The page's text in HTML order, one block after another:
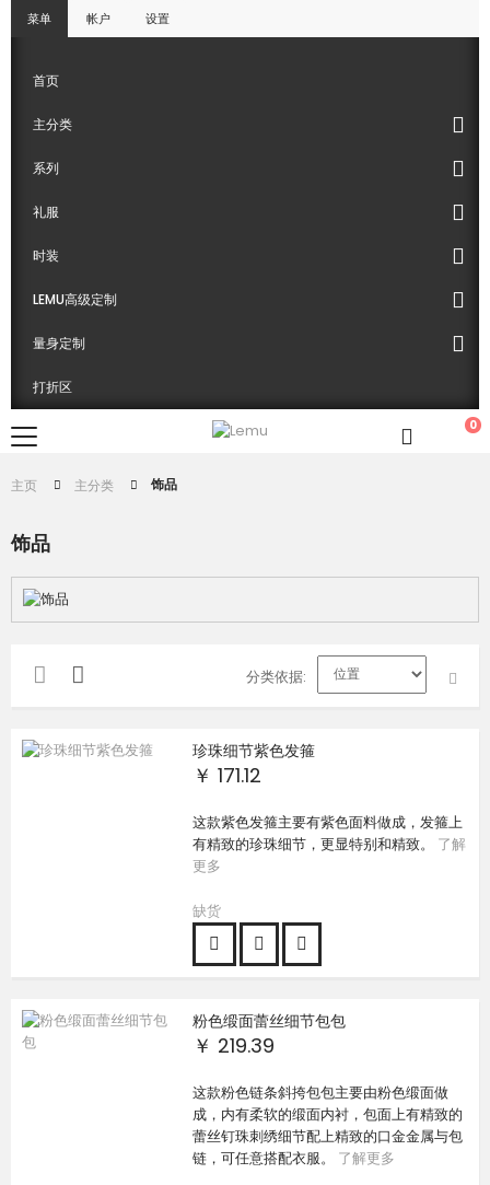
菜单 帐户 设置
首页
主分类
系列
礼服
时装
LEMU高级定制
量身定制
打折区
0
主页 主分类 饰品
饰品
分类依据
珍珠细节紫色发箍
￥ 171.12
这款紫色发箍主要有紫色面料做成，发箍上
有精致的珍珠细节，更显特别和精致。 了解
更多
缺货
粉色缎面蕾丝细节包包
￥ 219.39
这款粉色链条斜挎包包主要由粉色缎面做
成，内有柔软的缎面内衬，包面上有精致的
蕾丝钉珠刺绣细节配上精致的口金金属与包
链，可任意搭配衣服。 了解更多